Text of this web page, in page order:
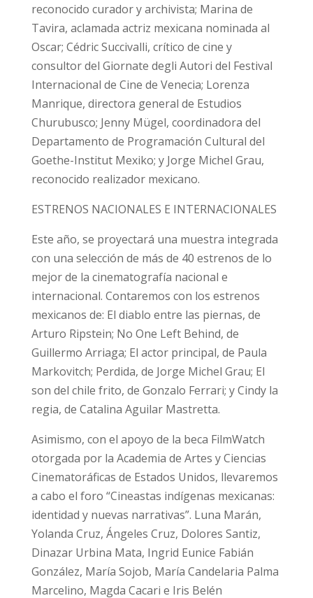
reconocido curador y archivista; Marina de
Tavira, aclamada actriz mexicana nominada al
Oscar; Cédric Succivalli, crítico de cine y
consultor del Giornate degli Autori del Festival
Internacional de Cine de Venecia; Lorenza
Manrique, directora general de Estudios
Churubusco; Jenny Mügel, coordinadora del
Departamento de Programación Cultural del
Goethe-Institut Mexiko; y Jorge Michel Grau,
reconocido realizador mexicano.
ESTRENOS NACIONALES E INTERNACIONALES
Este año, se proyectará una muestra integrada
con una selección de más de 40 estrenos de lo
mejor de la cinematografía nacional e
internacional. Contaremos con los estrenos
mexicanos de: El diablo entre las piernas, de
Arturo Ripstein; No One Left Behind, de
Guillermo Arriaga; El actor principal, de Paula
Markovitch; Perdida, de Jorge Michel Grau; El
son del chile frito, de Gonzalo Ferrari; y Cindy la
regia, de Catalina Aguilar Mastretta.
Asimismo, con el apoyo de la beca FilmWatch
otorgada por la Academia de Artes y Ciencias
Cinematoráficas de Estados Unidos, llevaremos
a cabo el foro “Cineastas indígenas mexicanas:
identidad y nuevas narrativas”. Luna Marán,
Yolanda Cruz, Ángeles Cruz, Dolores Santiz,
Dinazar Urbina Mata, Ingrid Eunice Fabián
González, María Sojob, María Candelaria Palma
Marcelino, Magda Cacari e Iris Belén